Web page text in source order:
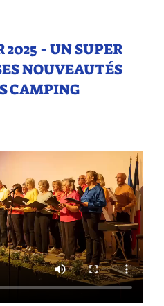
2025 - UN SUPER
NOUVEAUTÉS
CAMPING